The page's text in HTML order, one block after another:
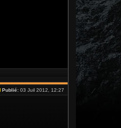
Publié: 03 Juil 2012, 12:27